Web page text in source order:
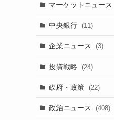
マーケットニュース
中央銀行 (11)
企業ニュース (3)
投資戦略 (24)
政府・政策 (22)
政治ニュース (408)